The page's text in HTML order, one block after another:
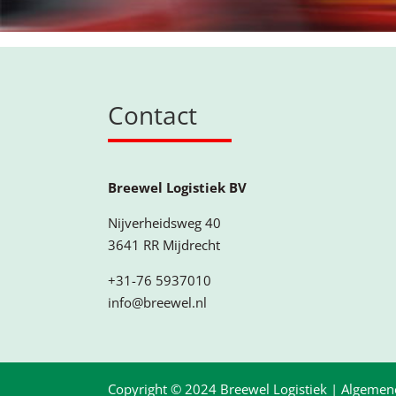
Contact
Breewel Logistiek BV
Nijverheidsweg 40
3641 RR Mijdrecht
+31-76 5937010
info@breewel.nl
Copyright © 2024 Breewel Logistiek |